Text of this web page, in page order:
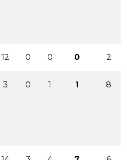
12 0 0 0 2
3 0 1 1 8